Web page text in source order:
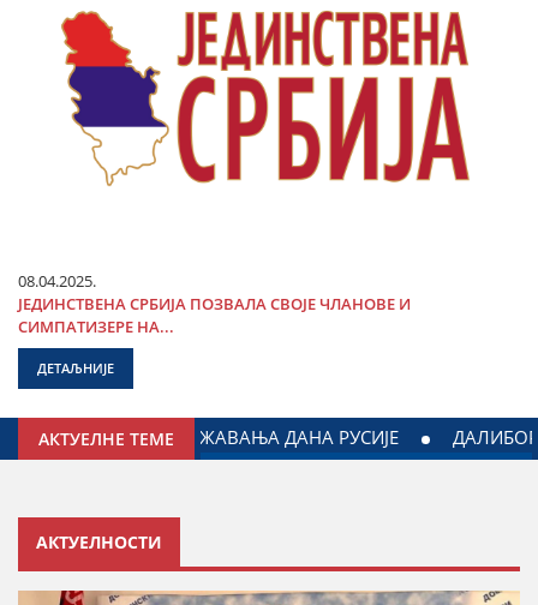
08.04.2025.
ЈЕДИНСТВЕНА СРБИЈА ПОЗВАЛА СВОЈЕ ЧЛАНОВЕ И
СИМПАТИЗЕРЕ НА...
ДЕТАЉНИЈЕ
АКТУЕЛНЕ ТЕМЕ
У БЕЧУ ПРИСУСТВОВАО КАРАВАНУ СРПСКОГ
АКТУЕЛНОСТИ